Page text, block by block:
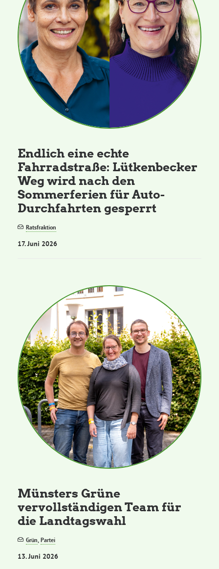
Endlich eine echte
Fahrradstraße: Lütkenbecker
Weg wird nach den
Sommerferien für Auto-
Durchfahrten gesperrt
Ratsfraktion
17. Juni 2026
Münsters Grüne
vervollständigen Team für
die Landtagswahl
Grün,Partei
13. Juni 2026